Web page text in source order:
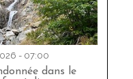
- 07:00
dans le